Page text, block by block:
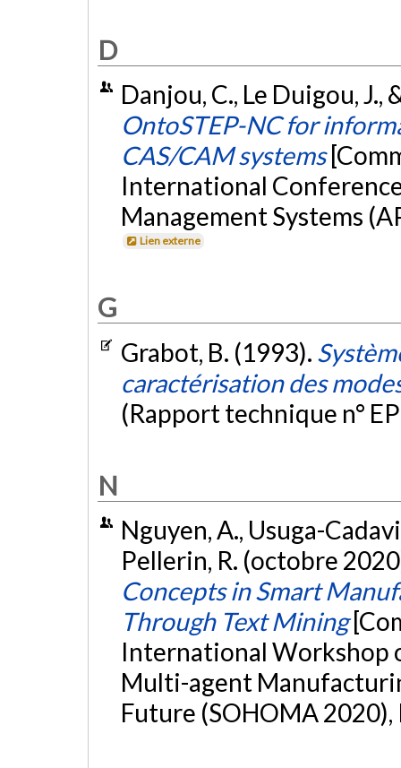
D
Danjou, C., Le Duigou,
OntoSTEP-NC for
CAS/CAM systems
International
Management Systems
Lien externe
G
Grabot, B. (1993).
caractérisation des
(Rapport technique n°
N
Nguyen, A., Usuga-
Pellerin, R. (octobre
Concepts in Smart
Through Text Mining
International Workshop
Multi-agent
Future (SOHOMA 2020),